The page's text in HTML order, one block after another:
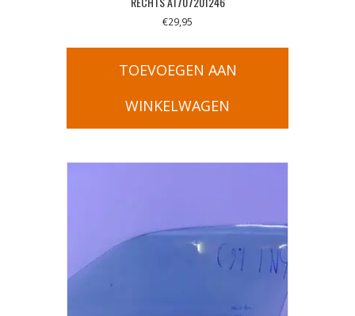
€29,95
TOEVOEGEN AAN
WINKELWAGEN